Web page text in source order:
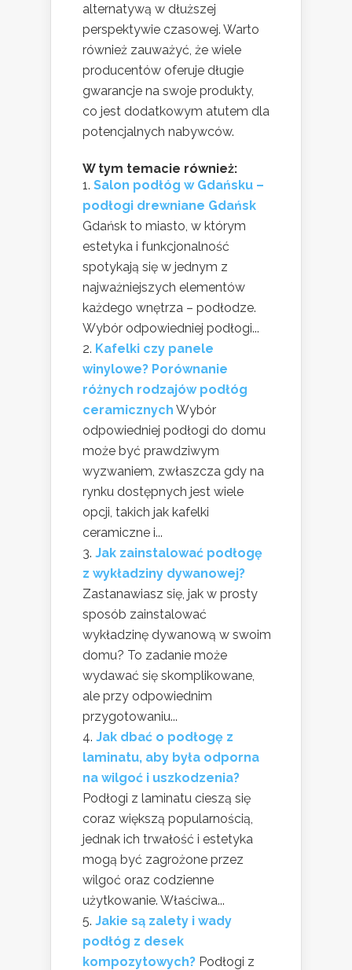
alternatywą w dłuższej
perspektywie czasowej. Warto
również zauważyć, że wiele
producentów oferuje długie
gwarancje na swoje produkty,
co jest dodatkowym atutem dla
potencjalnych nabywców.
W tym temacie również:
Salon podłóg w Gdańsku –
podłogi drewniane Gdańsk
Gdańsk to miasto, w którym
estetyka i funkcjonalność
spotykają się w jednym z
najważniejszych elementów
każdego wnętrza – podłodze.
Wybór odpowiedniej podłogi...
Kafelki czy panele
winylowe? Porównanie
różnych rodzajów podłóg
ceramicznych Wybór
odpowiedniej podłogi do domu
może być prawdziwym
wyzwaniem, zwłaszcza gdy na
rynku dostępnych jest wiele
opcji, takich jak kafelki
ceramiczne i...
Jak zainstalować podłogę
z wykładziny dywanowej?
Zastanawiasz się, jak w prosty
sposób zainstalować
wykładzinę dywanową w swoim
domu? To zadanie może
wydawać się skomplikowane,
ale przy odpowiednim
przygotowaniu...
Jak dbać o podłogę z
laminatu, aby była odporna
na wilgoć i uszkodzenia?
Podłogi z laminatu cieszą się
coraz większą popularnością,
jednak ich trwałość i estetyka
mogą być zagrożone przez
wilgoć oraz codzienne
użytkowanie. Właściwa...
Jakie są zalety i wady
podłóg z desek
kompozytowych? Podłogi z